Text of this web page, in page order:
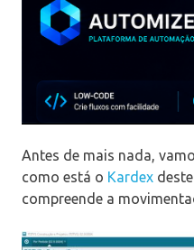
Antes de mais nada,
como está o Kardex
compreende a